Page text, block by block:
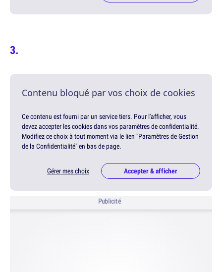
Contenu bloqué par vos choix de cookies
Ce contenu est fourni par un service tiers. Pour l'afficher, vous
devez accepter les cookies dans vos paramètres de confidentialité.
Modifiez ce choix à tout moment via le lien "Paramètres de Gestion
de la Confidentialité" en bas de page.
Gérer mes choix Accepter & afficher
Publicité